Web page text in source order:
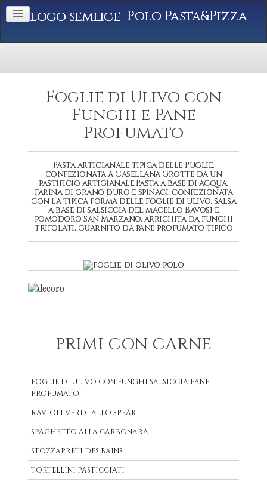
Polo Pasta&Pizza
Foglie di Ulivo con
Funghi e Pane
Profumato
Pasta artigianale tipica delle Puglie,
confezionata a Casellana Grotte da un
pastificio artigianale.Pasta a base di acqua,
farina di grano duro e spinaci, confezionata
con la tipica forma delle foglie di ulivo, salsa
a base di salsiccia del macello Bavosi e
pomodoro San Marzano, arrichita da funghi
trifolati, guarnito da pane profumato tipico
PRIMI CON CARNE
FOGLIE DI ULIVO CON FUNGHI SALSICCIA PANE
PROFUMATO
RAVIOLI VERDI ALLO SPEAK
SPAGHETTO ALLA CARBONARA
STOZZAPRETI DES BAINS
TORTELLINI PASTICCIATI